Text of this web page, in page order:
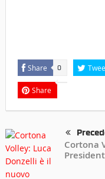
Share 0
Share
Cortona